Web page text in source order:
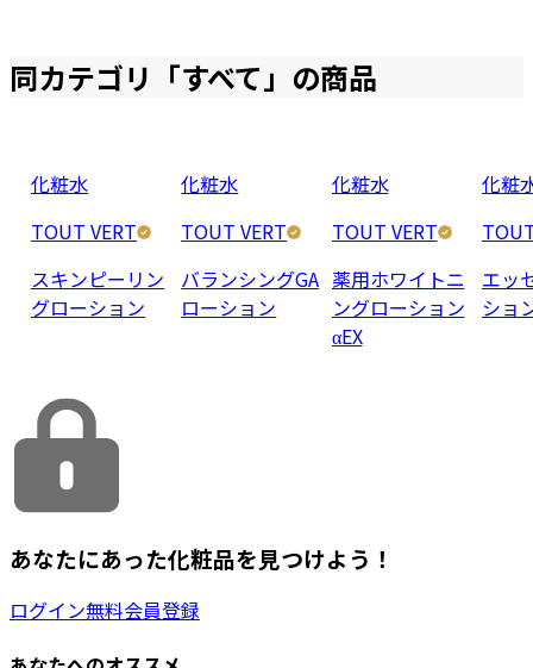
同カテゴリ「すべて」の商品
化粧水
TOUT VERT
スキンピーリン
グローション
化粧水
TOUT VERT
バランシングGA
ローション
化粧水
TOUT VERT
薬用ホワイトニ
ングローション
αEX
化粧
エッ
ショ
あなたにあった化粧品を見つけよう！
ログイン無料会員登録